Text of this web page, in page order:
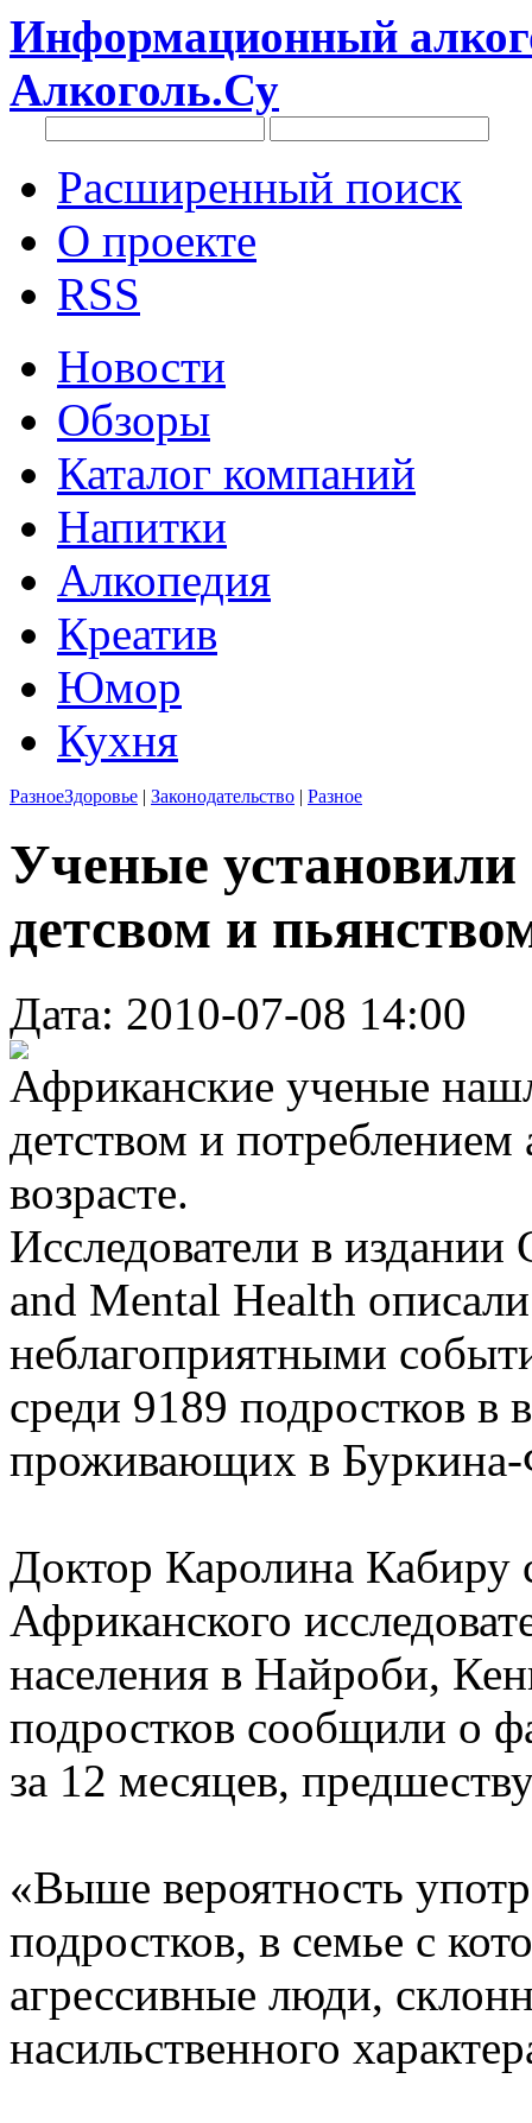
Информационный
Алкоголь.Су
Расширенный поиск
О проекте
RSS
Новости
Обзоры
Каталог компаний
Напитки
Алкопедия
Креатив
Юмор
Кухня
РазноеЗдоровье | Законодательство | Разное
Ученые
детсвом и
Дата: 2010-07-08 14:00
Африканские ученые
детством и потреблением
возрасте.
Исследователи в
and Mental Health
неблагоприятными
среди 9189 подростков в
проживающих в
Доктор Каролина Кабиру
Африканского
населения в Найроби,
подростков сообщили о
за 12 месяцев,
«Выше вероятность
подростков, в семье с
агрессивные люди,
насильственного